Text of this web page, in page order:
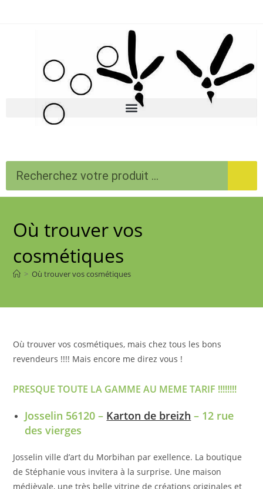
Où trouver vos
cosmétiques
> Où trouver vos cosmétiques
Où trouver vos cosmétiques, mais chez tous les bons
revendeurs !!!! Mais encore me direz vous !
PRESQUE TOUTE LA GAMME AU MEME TARIF !!!!!!!!
Josselin 56120 – Karton de breizh – 12 rue
des vierges
Josselin ville d’art du Morbihan par exellence. La boutique
de Stéphanie vous invitera à la surprise. Une maison
médièvale, une très belle vitrine de créations originales et